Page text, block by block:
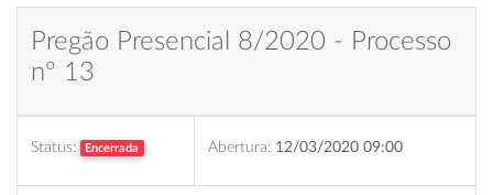
Pregão Presencial 8/2020 - Processo
nº 13
Status: Encerrada Abertura: 12/03/2020 09:00